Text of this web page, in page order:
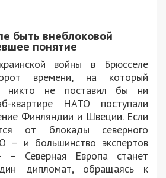
быть внеблоковой
понятие
войны в Брюсселе
времени, на который
никто не поставил бы ни
квартире НАТО поступали
Финляндии и Швеции. Если
от блокады северного
– и большинство экспертов
– Северная Европа станет
дипломат, обращаясь к